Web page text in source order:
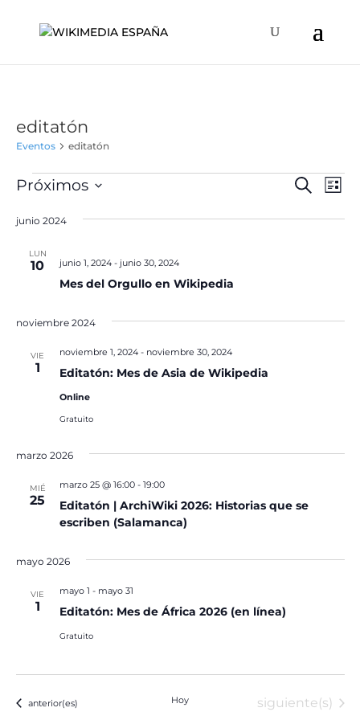
editatón
Eventos editatón
Eventos Buscar
de
Lista
Próximos
la
junio 2024
LUN
10
Mes del Orgullo en Wikipedia
junio 1, 2024- junio 30, 2024
noviembre 2024
VIE
1 Editatón: Mes de Asia de Wikipedia
noviembre 1, 2024- noviembre 30, 2024
Online
Gratuito
marzo 2026
MIÉ
25
Editatón | ArchiWiki 2026: Historias que se
escriben (Salamanca)
marzo 25 @ 16:00- 19:00
mayo 2026
VIE
1 Editatón: Mes de África 2026 (en línea)
mayo 1 - mayo 31
Gratuito
Eventos
anterior(es) Hoy Eventos
siguiente(s)